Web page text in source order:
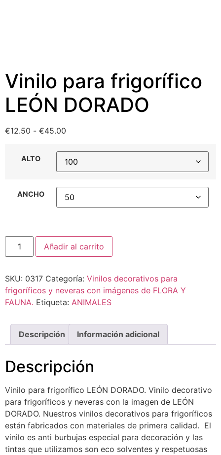
Vinilo para frigorífico
LEÓN DORADO
€12.50 - €45.00
ALTO
ANCHO
Añadir al carrito
SKU: 0317 Categoría: Vinilos decorativos para
frigoríficos y neveras con imágenes de FLORA Y
FAUNA. Etiqueta: ANIMALES
Descripción Información adicional
Descripción
Vinilo para frigorífico LEÓN DORADO. Vinilo decorativo
para frigoríficos y neveras con la imagen de LEÓN
DORADO. Nuestros vinilos decorativos para frigoríficos
están fabricados con materiales de primera calidad. El
vinilo es anti burbujas especial para decoración y las
tintas que utilizamos son eco solventes y respetuosas